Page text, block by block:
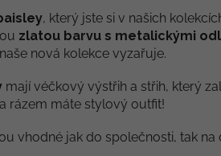
, který jste si v našich
zlatou barvu s metalickými
nová kolekce vyzařuje.
mají véčkový výstřih a střih, který
rázem máte stylový outfit!
vhodné jak do společnosti, tak na